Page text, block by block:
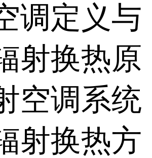
调定义与
射换热原
空调系统
射换热方